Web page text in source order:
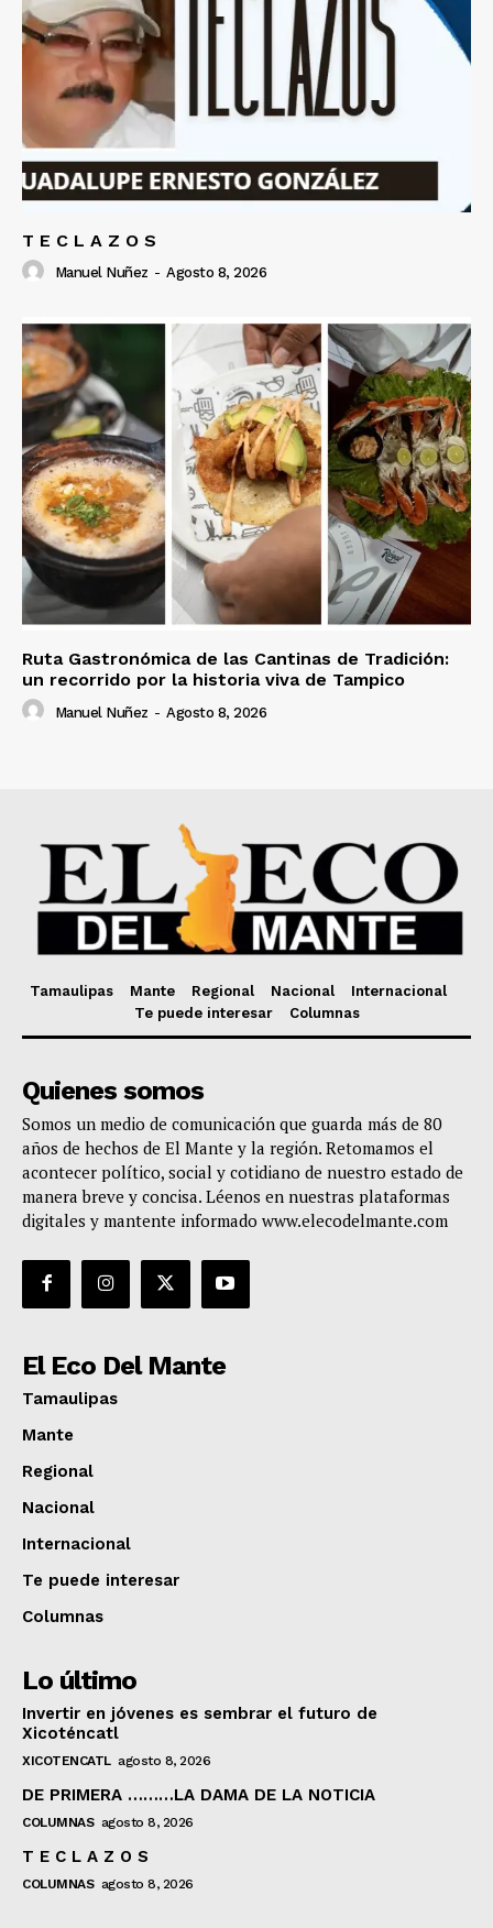
T E C L A Z O S
Manuel Nuñez - Agosto 8, 2026
Ruta Gastronómica de las Cantinas de Tradición:
un recorrido por la historia viva de Tampico
Manuel Nuñez - Agosto 8, 2026
Tamaulipas Mante Regional Nacional
Internacional
Te puede interesar
Columnas
Quienes somos
Somos un medio de comunicación que guarda más de 80
años de hechos de El Mante y la región. Retomamos el
acontecer político, social y cotidiano de nuestro estado de
manera breve y concisa. Léenos en nuestras plataformas
digitales y mantente informado www.elecodelmante.com
El Eco Del Mante
Tamaulipas
Mante
Regional
Nacional
Internacional
Te puede interesar
Columnas
Lo último
Invertir en jóvenes es sembrar el futuro de
Xicoténcatl
XICOTENCATL agosto 8, 2026
DE PRIMERA ………LA DAMA DE LA NOTICIA
COLUMNAS agosto 8, 2026
T E C L A Z O S
COLUMNAS agosto 8, 2026